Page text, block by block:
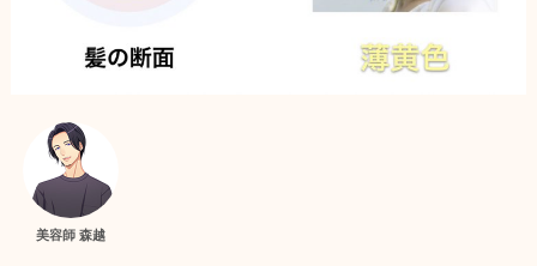
美容師 森越